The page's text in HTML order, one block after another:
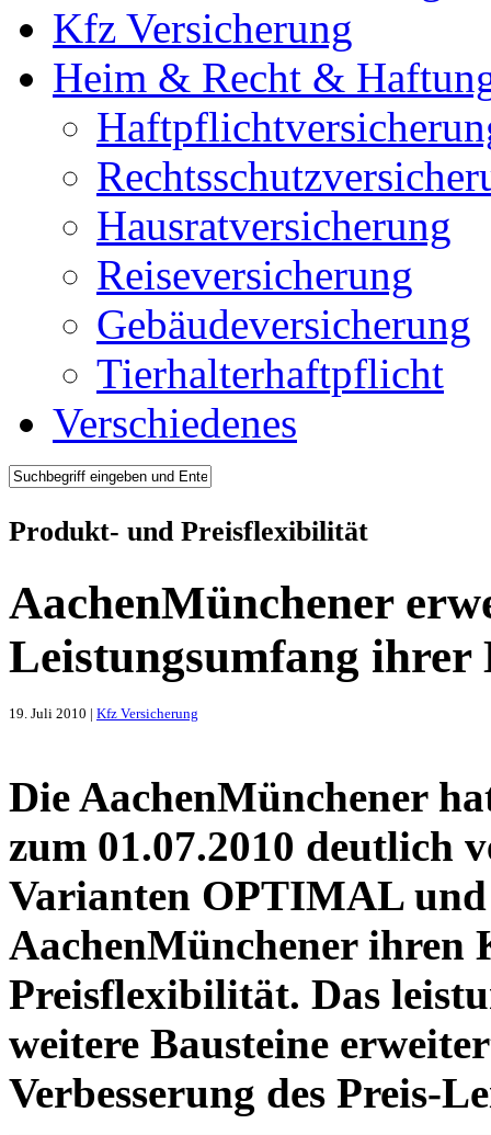
Kfz Versicherung
Heim & Recht &
Hausratversicherung
Reiseversicherung
Gebäudeversicherung
Tierhalterhaftpflicht
Verschiedenes
Produkt- und Preisflexibilität
AachenMünchener
Leistungsumfang ihrer
19. Juli 2010 | Kfz Versicherung
Die AachenMünchener
zum 01.07.2010 deutlich
Varianten OPTIMAL
AachenMünchener ihren
Preisflexibilität. Das
weitere Bausteine
Verbesserung des Preis-